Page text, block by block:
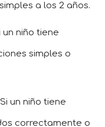
a los 2 años.
un niño tiene
simples o
Si un niño tiene
correctamente o